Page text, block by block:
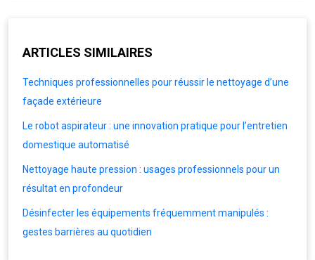
ARTICLES SIMILAIRES
Techniques professionnelles pour réussir le nettoyage d’une
façade extérieure
Le robot aspirateur : une innovation pratique pour l’entretien
domestique automatisé
Nettoyage haute pression : usages professionnels pour un
résultat en profondeur
Désinfecter les équipements fréquemment manipulés :
gestes barrières au quotidien